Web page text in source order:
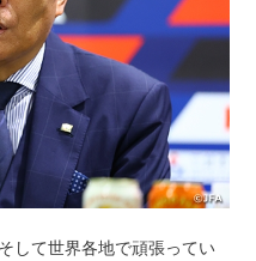
して世界各地で頑張ってい